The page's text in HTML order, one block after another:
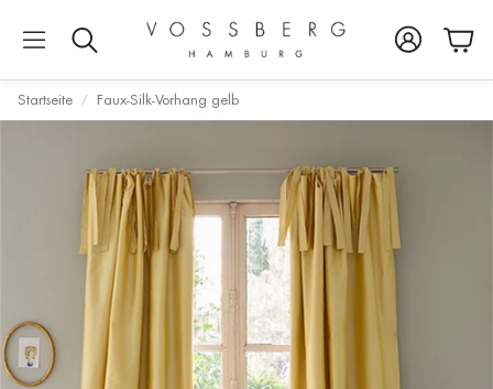
Suche
Konto
Startseite Faux-Silk-Vorhang gelb